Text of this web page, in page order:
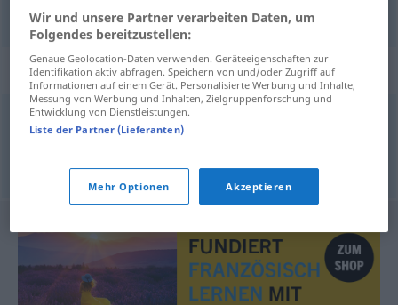
Synonyme für "Elektromagnet"
Spule
© OpenThesaurus.de
Wir und unsere Partner verarbeiten Daten, um
Folgendes bereitzustellen:
Genaue Geolocation-Daten verwenden. Geräteeigenschaften zur
Identifikation aktiv abfragen. Speichern von und/oder Zugriff auf
Informationen auf einem Gerät. Personalisierte Werbung und Inhalte,
Messung von Werbung und Inhalten, Zielgruppenforschung und
Entwicklung von Dienstleistungen.
Liste der Partner (Lieferanten)
Mehr Optionen Akzeptieren